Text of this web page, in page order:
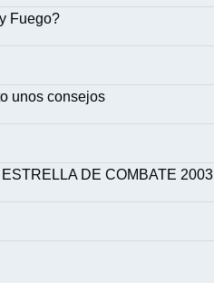
Fuego?
unos consejos
DE COMBATE 2003